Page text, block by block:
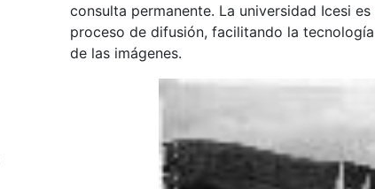
consulta permanente. La universidad Icesi
proceso de difusión, facilitando la
de las imágenes.